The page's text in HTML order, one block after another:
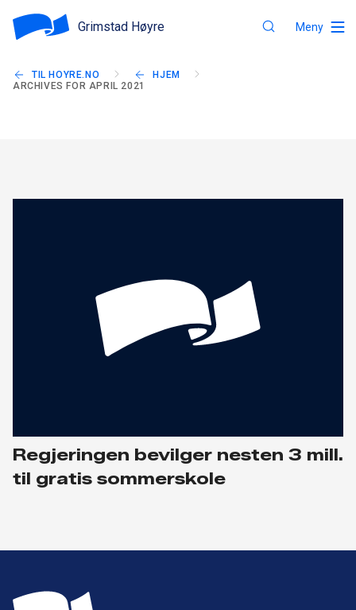
Grimstad Høyre Meny
TIL HOYRE.NO
HJEM
ARCHIVES FOR APRIL 2021
Regjeringen bevilger nesten 3 mill.
til gratis sommerskole